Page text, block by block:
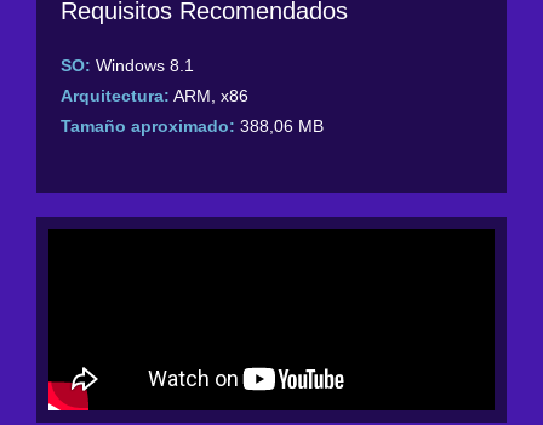
Requisitos Recomendados
SO: Windows 8.1
Arquitectura: ARM, x86
Tamaño aproximado: 388,06 MB